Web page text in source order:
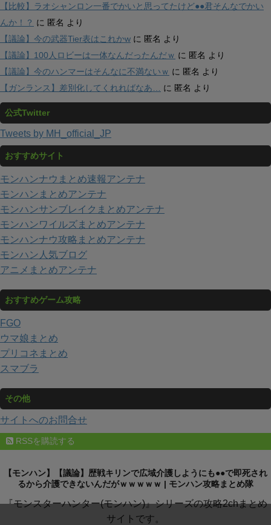
【比較】ラオシャンロン一番でかいと思ってたけど●●君そんなでかい
んか！？ に 匿名 より
【議論】今の武器Tier表はこれかw に 匿名 より
【議論】100人ロビーは一体なんだったんだｗ に 匿名 より
【議論】今のハンマーはそんなに不満ないｗ に 匿名 より
【ガンランス】差別化してくれればなあ…
に 匿名 より
公式Twitter
Tweets by MH_official_JP
おすすめサイト
モンハンナウまとめ速報アンテナ
モンハンまとめアンテナ
モンハンサンブレイクまとめアンテナ
モンハンワイルズまとめアンテナ
モンハンナウ攻略まとめアンテナ
モンハン人気ブログ
アニメまとめアンテナ
おすすめゲーム攻略
FGO
ウマ娘まとめ
プリコネまとめ
スマブラ
その他
サイトへのお問合せ
RSSを購読する
【モンハン】【議論】歴戦キリンで広域介護しようにも●●で即死され
るから介護できないんだがｗｗｗｗｗ | モンハン攻略まとめ隊
『モンスターハンター(モンハン)』シリーズの攻略2chまとめ
サイトです。